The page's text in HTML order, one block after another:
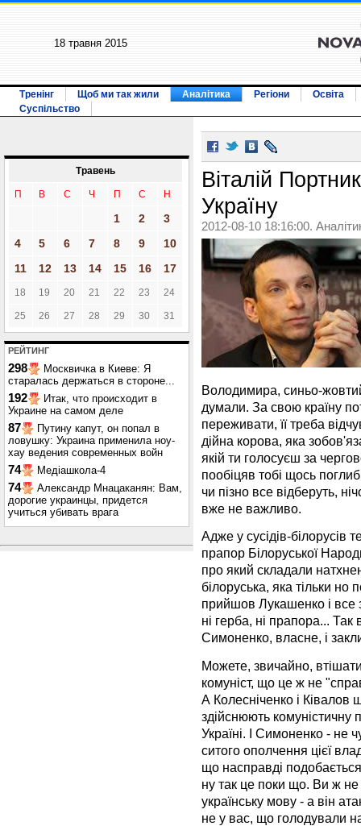
18 травня 2015
Тренінг Щоб ми так жили Аналітика Регіони
Освіта
Суспільство
Травень
П В С Ч П С Н
1 2
3
4
5 6 7 8 9
10
11
12 13 14 15 16 17
18 19 20 21 22 23 24
25 26 27 28 29 30 31
РЕЙТИНГ
298
Москвичка в Киеве: Я
старалась держаться в стороне...
192
Итак, что происходит в
Украине на самом деле
87
Путину капут, он попал в
ловушку: Украина применила ноу-
хау ведения современных войн
74 Медіашкола-4
74
Александр Мнацаканян: Вам,
дорогие украинцы, придется
учиться убивать врага
Віталій
Україну
2012-08-10 18:16:00.
Володимира, синьо-
думали. За свою країну
переживати, її треба
дійна корова, яка
якій ти голосуєш за
пообіцяв тобі щось
чи пізно все відберуть,
вже не важливо.
Адже у сусідів-білорусів
прапор Білоруської
про який складали
білоруська, яка тільки
прийшов Лукашенко і все
ні герба, ні прапора...
Симоненко, власне, і
Можете, звичайно,
комуніст, що це ж не
А Колесніченко і Ківалов
здійснюють комуністичну
Україні. І Симоненко - не
ситого ополчення цієї
що насправді
ну так це поки що. Ви ж
українську мову - а він
не у вас, що голодували